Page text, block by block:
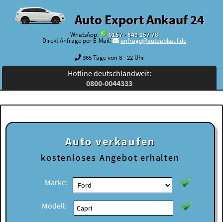
Auto Export Ankauf 24
WhatsApp:
0157 - 849 157 78
Direkt Anfrage per E-Mail:
anfrage@autoabkauf.de
365 Tage von 8 - 22 Uhr
Hotline deutschlandweit:
0800-0044333
Auto verkaufen
kostenloses Angebot erhalten
Marke:
Modell: